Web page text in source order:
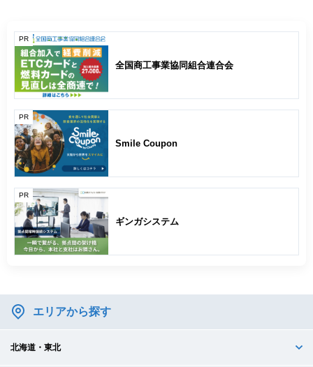
PR
全国商工事業協同組合連合会
PR
Smile Coupon
PR
ギンガシステム
エリアから探す
北海道・東北